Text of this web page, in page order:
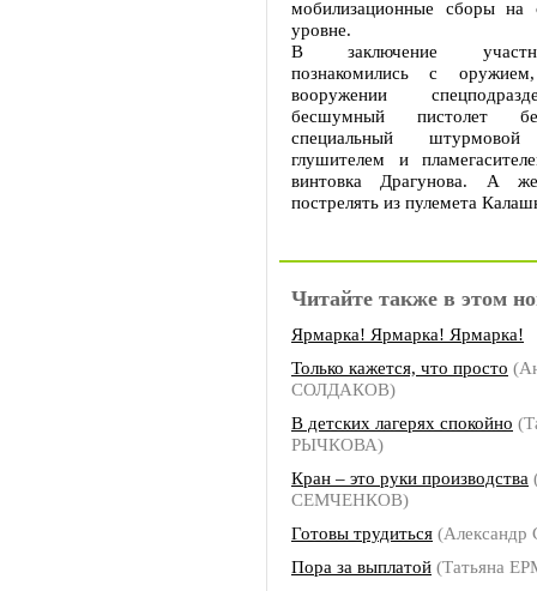
мобилизационные сборы на
уровне.
В заключение
познакомились с
вооружении
бесшумный пистолет
специальный
глушителем и
винтовка Драгунова. А
пострелять из пулемета
Читайте также в этом
Ярмарка! Ярмарка! Ярмарка!
Только кажется, что просто
СОЛДАКОВ)
В детских лагерях спокойно
РЫЧКОВА)
Кран – это руки производства
СЕМЧЕНКОВ)
Готовы трудиться
Пора за выплатой (Татьяна